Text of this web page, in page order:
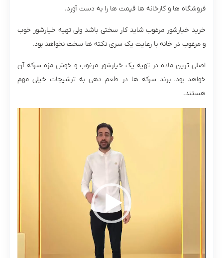
فروشگاه ها و کارخانه ها قیمت ها را به دست آورد.
خرید خیارشور مرغوب شاید کار سختی باشد ولی تهیه خیارشور خوب
و مرغوب در خانه با رعایت یک سری نکته ها سخت نخواهد بود.
اصلی ترین ماده در تهیه یک خیارشور مرغوب و خوش مزه سرکه آن
خواهد بود، برند سرکه ها در طعم دهی به ترشیجات خیلی مهم
هستند.